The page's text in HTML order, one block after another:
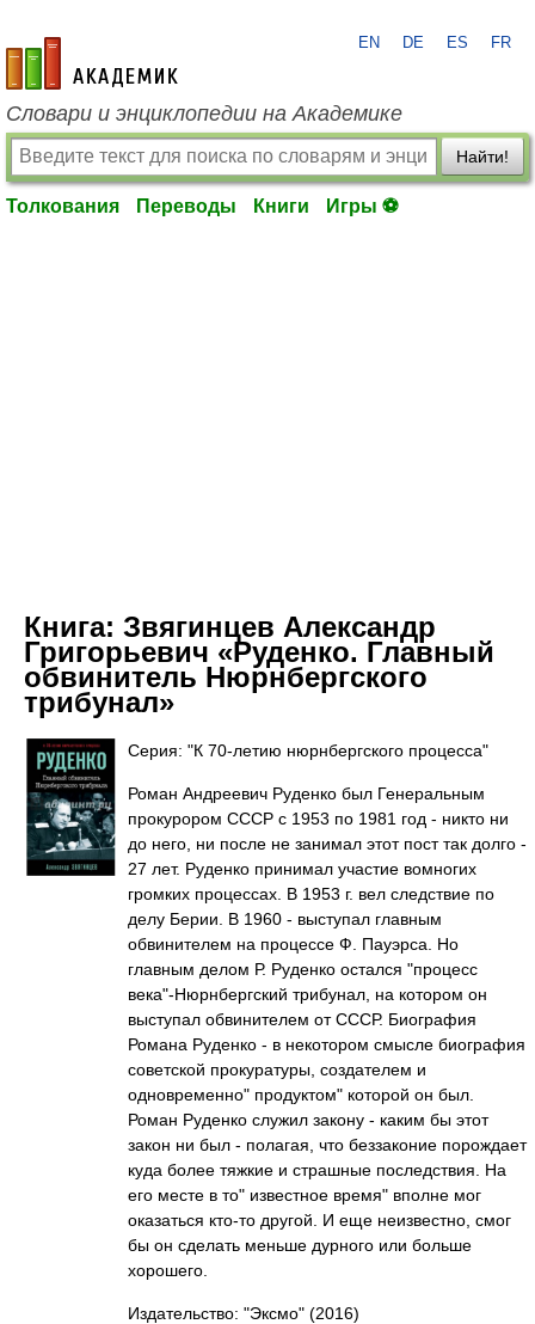
academic.ru
EN DE ES FR
Словари и энциклопедии на Академике
Найти!
Толкования Переводы Книги Игры ⚽
Книга: Звягинцев Александр
Григорьевич «Руденко. Главный
обвинитель Нюрнбергского
трибунал»
Серия: "К 70-летию нюрнбергского процесса"
Роман Андреевич Руденко был Генеральным
прокурором СССР с 1953 по 1981 год - никто ни
до него, ни после не занимал этот пост так долго -
27 лет. Руденко принимал участие вомногих
громких процессах. В 1953 г. вел следствие по
делу Берии. В 1960 - выступал главным
обвинителем на процессе Ф. Пауэрса. Но
главным делом Р. Руденко остался "процесс
века"-Нюрнбергский трибунал, на котором он
выступал обвинителем от СССР. Биография
Романа Руденко - в некотором смысле биография
советской прокуратуры, создателем и
одновременно" продуктом" которой он был.
Роман Руденко служил закону - каким бы этот
закон ни был - полагая, что беззаконие порождает
куда более тяжкие и страшные последствия. На
его месте в то" известное время" вполне мог
оказаться кто-то другой. И еще неизвестно, смог
бы он сделать меньше дурного или больше
хорошего.
Издательство: "Эксмо" (2016)